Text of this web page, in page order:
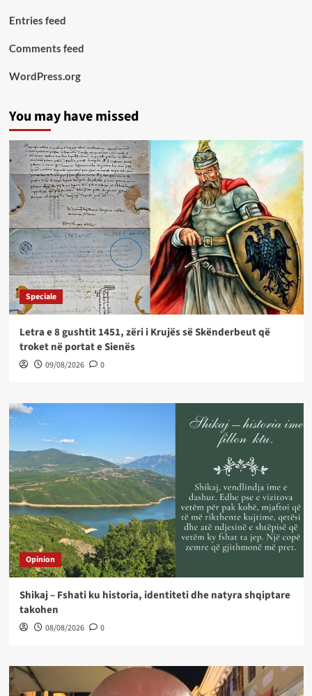
Entries feed
Comments feed
WordPress.org
You may have missed
Speciale
Letra e 8 gushtit 1451, zëri i Krujës së Skënderbeut që
troket në portat e Sienës
09/08/2026 0
Opinion
Shikaj – Fshati ku historia, identiteti dhe natyra shqiptare
takohen
08/08/2026 0